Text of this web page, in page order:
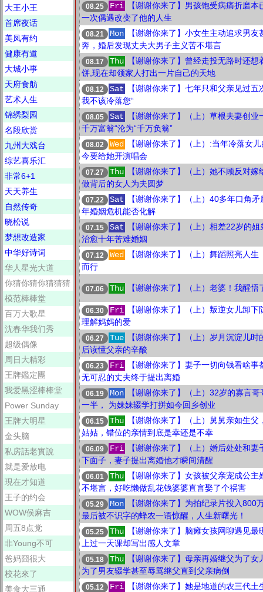
大王小王
首席夜话
美凤有约
健康有道
大城小事
天府食舫
艺术人生
锦绣梨园
名段欣赏
九州大戏台
综艺喜乐汇
非常6+1
天天养生
自然传奇
晓松说
梦想改造家
中华好诗词
华人星光大道
你猜你猜你猜猜猜
模范棒棒堂
百万大歌星
沈春华我们秀
超级偶像
周日大精彩
王牌鑑定團
我爱黑涩棒棒堂
Power Sunday
王牌大明星
金头脑
私房話老實說
就是爱放电
現在才知道
王子的约会
WOW侯麻吉
周五8点党
非Young不可
爸妈囧很大
校花來了
美食大三通
08.25 Fri
【谢谢你来了】男孩饱受病痛折磨本
一次偶遇改变了他的人生
08.21 Mon
【谢谢你来了】小女生主动追求男友
奔，婚后发现丈夫大男子主义苦不堪言
08.17 Thu
【谢谢你来了】曾经走投无路时还想
饼,现在却领家人打出一片自己的天地
08.12 Sat
【谢谢你来了】七年只和父亲见过五
我不该冷落您“
08.05 Sat
【谢谢你来了】（上）草根夫妻创业
千万富翁“沦为“千万负翁”
08.02 Wed
【谢谢你来了】（上）:当年冷落女
今要给她开演唱会
07.27 Thu
【谢谢你来了】（上）她不顾反对嫁
做背后的女人为夫圆梦
07.22 Sat
【谢谢你来了】（上）40多年口角
年婚姻危机能否化解
07.15 Sat
【谢谢你来了】（上）相差22岁的
治愈十年苦难婚姻
07.12 Wed
【谢谢你来了】（上）舞蹈照亮人生
而行
07.06 Thu 【谢谢你来了】（上）老婆！我醒悟
06.30 Fri
【谢谢你来了】（上）叛逆女儿卸下
理解妈妈的爱
06.27 Tue
【谢谢你来了】（上）岁月沉淀儿时
后读懂父亲的辛酸
06.23 Fri
【谢谢你来了】妻子一切向钱看啥事
无可忍的丈夫终于提出离婚
06.19 Mon
【谢谢你来了】（上）32岁的寡言
一半， 为妹妹辍学打拼如今回乡创业
06.15 Thu
【谢谢你来了】（上）舅舅亲如生父
姑姑，错位的亲情到底是幸还是不幸
06.09 Fri
【谢谢你来了】（上）婚后处处和妻
下面子，妻子提出离婚他才瞬间清醒
06.01 Thu
【谢谢你来了】女孩被父亲宠成公主
不堪言，好吃懒做乱花钱婆婆直言娶了个祸害
05.29 Mon
【谢谢你来了】为拍纪录片投入800
最后被不识字的蜂农一语惊醒，人生新曙光！
05.25 Thu
【谢谢你来了】脑瘫女孩网聊遇见最
上过一天课却写出感人文章
05.18 Thu
【谢谢你来了】母亲再婚继父为了女
为了男友辍学甚至辱骂继父直到父亲病倒
05.12 Fri 【谢谢你来了】她是地道的农三代土